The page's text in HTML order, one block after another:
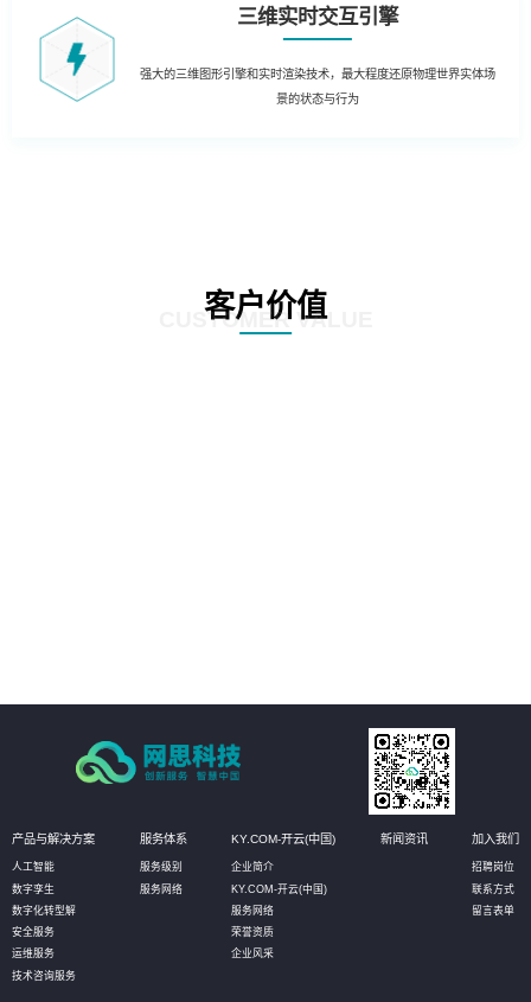
三维实时交互引擎
强大的三维图形引擎和实时渲染技术，最大程度还原物理世界实体场
景的状态与行为
客户价值
CUSTOMER VALUE
产品与解决方案
人工智能
数字孪生
数字化转型解
安全服务
运维服务
技术咨询服务
服务体系
服务级别
服务网络
KY.COM-开云(中国)
企业简介
KY.COM-开云(中国)
服务网络
荣誉资质
企业风采
新闻资讯 加入我们
招聘岗位
联系方式
留言表单